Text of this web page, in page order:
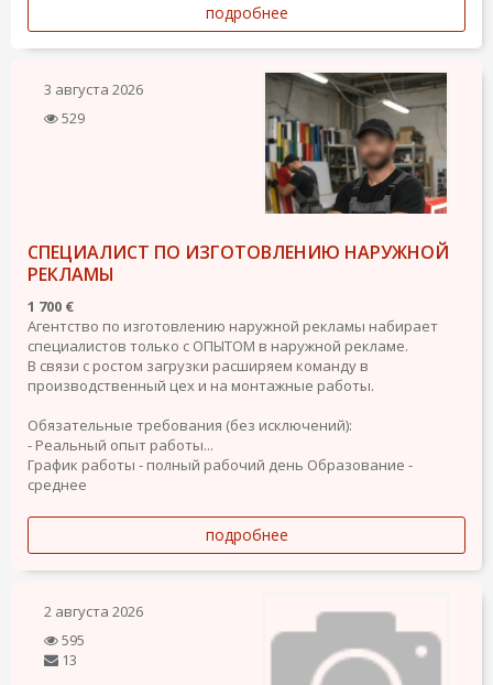
подробнее
3 августа 2026
529
СПЕЦИАЛИСТ ПО ИЗГОТОВЛЕНИЮ НАРУЖНОЙ
РЕКЛАМЫ
1 700 €
Агентство по изготовлению наружной рекламы набирает
специалистов только с ОПЫТОМ в наружной рекламе.
В связи с ростом загрузки расширяем команду в
производственный цех и на монтажные работы.
Обязательные требования (без исключений):
- Реальный опыт работы...
График работы - полный рабочий день Образование -
среднее
подробнее
2 августа 2026
595
13